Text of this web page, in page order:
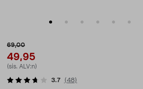
69,00
49,95
(sis. ALV:n)
3.7 (48)